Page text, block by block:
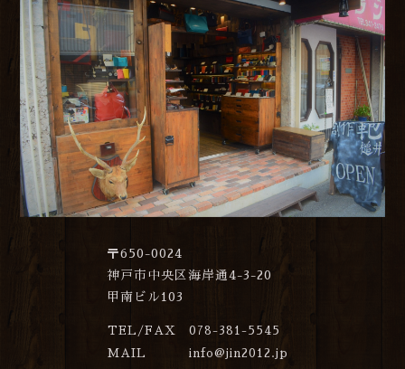
〒650-0024
神戸市中央区海岸通4-3-20
甲南ビル103
TEL/FAX
078-381-5545
MAIL
info@jin2012.jp